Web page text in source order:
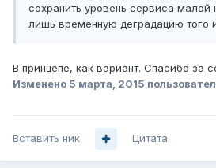
сохранить уровень сервиса малой
лишь временную деградацию того
В принцепе, как вариант. Спасибо за
Изменено 5 марта, 2015
Вставить ник Цитата